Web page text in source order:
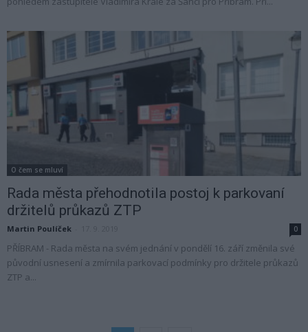
O čem se mluví
Rada města přehodnotila postoj k parkovaní
držitelů průkazů ZTP
Martin Poulíček 0
PŘÍBRAM - Rada města na svém jednání v pondělí 16. září změnila své
původní usnesení a zmírnila parkovací podmínky pro držitele průkazů
ZTP a...